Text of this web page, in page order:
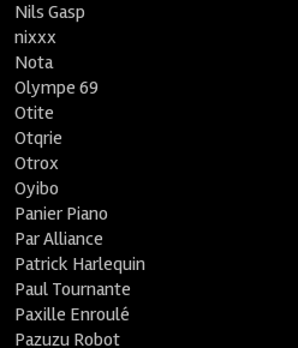
Nils Gasp
nixxx
Nota
Olympe 69
Otite
Otqrie
Otrox
Oyibo
Panier Piano
Par Alliance
Patrick Harlequin
Paul Tournante
Paxille Enroulé
Pazuzu Robot